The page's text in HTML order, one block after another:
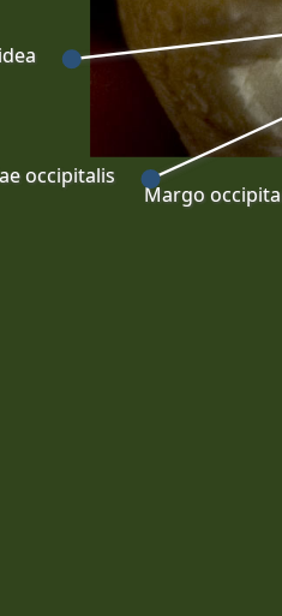
Margo
occipitalis